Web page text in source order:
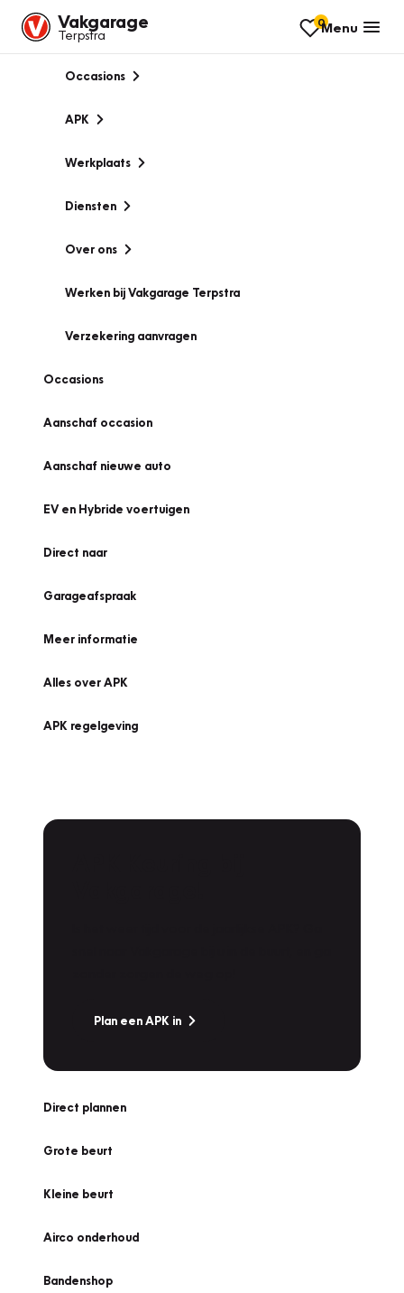
Vakgarage
Terpstra
0Menu
Occasions
APK
Werkplaats
Diensten
Over ons
Werken bij Vakgarage Terpstra
Verzekering aanvragen
Occasions
Aanschaf occasion
Aanschaf nieuwe auto
EV en Hybride voertuigen
Direct naar
Garageafspraak
Meer informatie
Alles over APK
APK regelgeving
Plan een APK in
Direct plannen
Grote beurt
Kleine beurt
Airco onderhoud
Bandenshop